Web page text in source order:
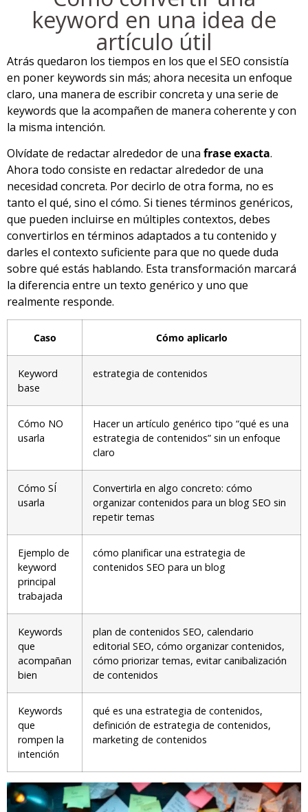
keyword en una idea de
artículo útil
Atrás quedaron los tiempos en los que el SEO consistía
en poner keywords sin más; ahora necesita un enfoque
claro, una manera de escribir concreta y una serie de
keywords que la acompañen de manera coherente y con
la misma intención.
Olvídate de redactar alrededor de una frase exacta.
Ahora todo consiste en redactar alrededor de una
necesidad concreta. Por decirlo de otra forma, no es
tanto el qué, sino el cómo. Si tienes términos genéricos,
que pueden incluirse en múltiples contextos, debes
convertirlos en términos adaptados a tu contenido y
darles el contexto suficiente para que no quede duda
sobre qué estás hablando. Esta transformación marcará
la diferencia entre un texto genérico y uno que
realmente responde.
Caso Cómo aplicarlo
Keyword
base
estrategia de contenidos
Cómo NO
usarla
Hacer un artículo genérico tipo “qué es una
estrategia de contenidos” sin un enfoque
claro
Cómo SÍ
usarla
Convertirla en algo concreto: cómo
organizar contenidos para un blog SEO sin
repetir temas
Ejemplo de
keyword
principal
trabajada
cómo planificar una estrategia de
contenidos SEO para un blog
Keywords
que
acompañan
bien
plan de contenidos SEO, calendario
editorial SEO, cómo organizar contenidos,
cómo priorizar temas, evitar canibalización
de contenidos
Keywords
que
rompen la
intención
qué es una estrategia de contenidos,
definición de estrategia de contenidos,
marketing de contenidos